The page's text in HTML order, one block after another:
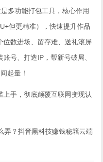
多功能打包工具，核心作用
但更精准），快速提升作品
位数进场、留存难、送礼滚屏
号、打造IP，帮新号破局、
起量！
手，彻底颠覆互联网变现认